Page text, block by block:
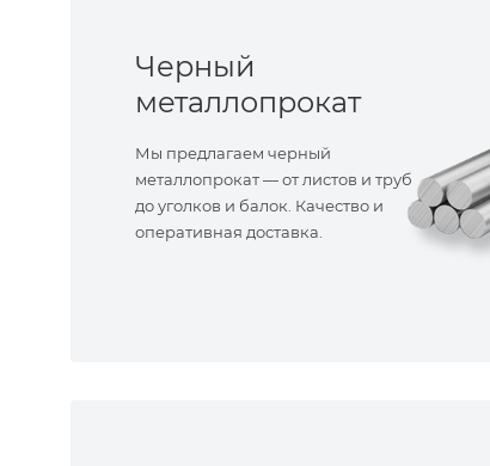
Черный
металлопрокат
Мы предлагаем черный
металлопрокат — от листов и труб
до уголков и балок. Качество и
оперативная доставка.